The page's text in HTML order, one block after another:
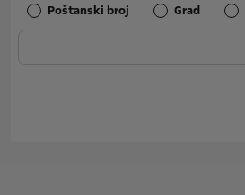
Poštanski broj
Grad